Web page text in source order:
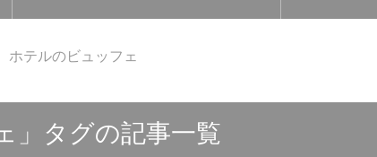
ホテルのビュッフェ
」タグの記事一覧